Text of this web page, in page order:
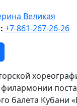
+7-861-267-26-26
балета Кубани